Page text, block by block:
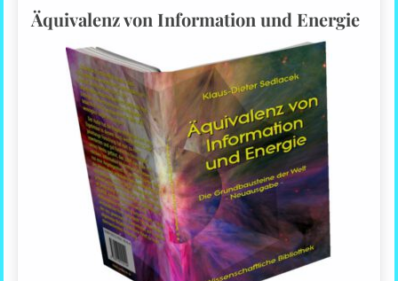
Äquivalenz von Information und Energie